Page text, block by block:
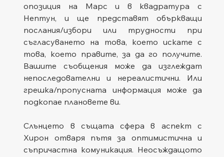
опозиция на Марс и в квадратура с
Нептун, и ще представят объркващи
послания/избори или трудности при
съгласуването на това, което искате с
това, което правите, за да го получите.
Вашите съобщения може да изглеждат
непоследователни и нереалистични. Или
грешка/пропусната информация може да
подкопае плановете ви.
Слънцето в същата сфера в аспект с
Хирон отваря пътя за оптимистична и
съпричастна комуникация. Неосъждащото